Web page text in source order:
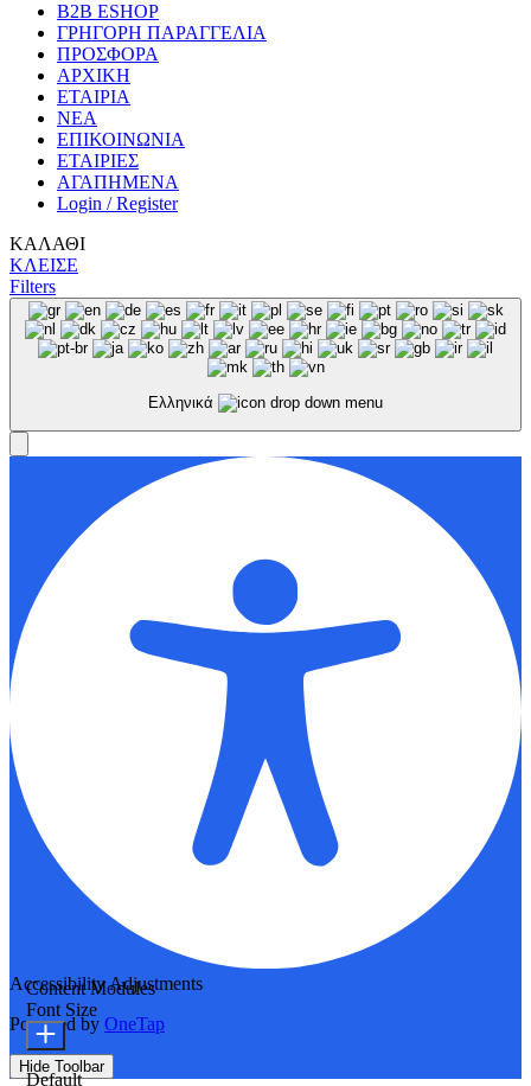
B2B ESHOP
ΓΡΗΓΟΡΗ ΠΑΡΑΓΓΕΛΙΑ
ΠΡΟΣΦΟΡΑ
ΑΡΧΙΚΗ
ΕΤΑΙΡΙΑ
ΝΕΑ
ΕΠΙΚΟΙΝΩΝΙΑ
ΕΤΑΙΡΙΕΣ
ΑΓΑΠΗΜΕΝΑ
Login / Register
ΚΑΛΑΘΙ
ΚΛΕΙΣΕ
Filters
Ελληνικά
Accessibility Adjustments
Powered by OneTap
Hide Toolbar
Content Modules
Font Size
Default